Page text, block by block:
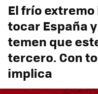
El frío
tocar España
temen que
tercero. Con
implica